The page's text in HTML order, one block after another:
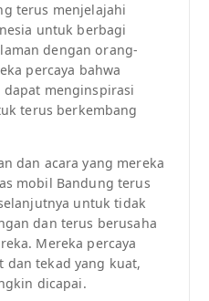
terus menjelajahi
untuk berbagi
dengan orang-
percaya bahwa
menginspirasi
terus berkembang
dan acara yang mereka
mobil Bandung terus
untuk tidak
dan terus berusaha
Mereka percaya
dan tekad yang kuat,
dicapai.